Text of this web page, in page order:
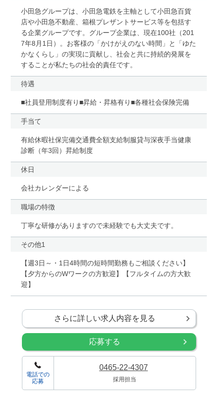
小田急グループは、小田急電鉄を主軸として小田急百貨
店や小田急不動産、箱根プレザントサービス等を包括す
る企業グループです。グループ企業は、現在100社（201
7年8月1日）。お客様の「かけがえのない時間」と「ゆた
かなくらし」の実現に貢献し、社会と共に持続的発展を
することが私たちの社会的責任です。
待遇
■社員登用制度有り■昇給・昇格有り■各種社会保険完備
手当て
有給休暇社保完備交通費全額支給制服貸与深夜手当健康
診断（年3回）昇給制度
休日
会社カレンダーによる
職場の特徴
丁寧な研修がありますので未経験でも大丈夫です。
その他1
【週3日～・1日4時間の短時間勤務もご相談ください】
【夕方からのWワークの方歓迎】【フルタイムの方大歓
迎】
さらに詳しい求人内容を見る
応募する
電話での
応募
0465-22-4307
採用担当